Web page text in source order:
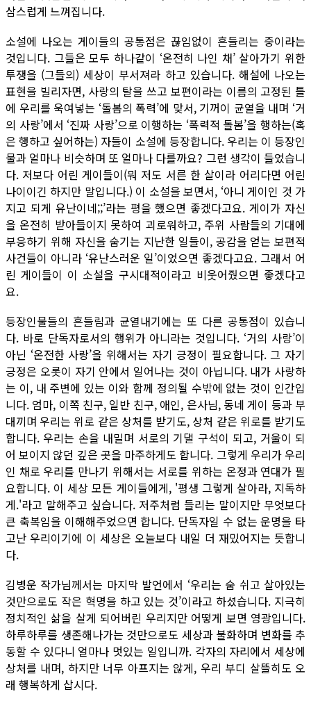
삼스럽게 느껴집니다.
소설에 나오는 게이들의 공통점은 끊임없이 흔들리는 중이라는
것입니다. 그들은 모두 하나같이 ‘온전히 나인 채’ 살아가기 위한
투쟁을 (그들의) 세상이 부서져라 하고 있습니다. 해설에 나오는
표현을 빌리자면, 사랑의 탈을 쓰고 보편이라는 이름의 고정된 틀
에 우리를 욱여넣는 ‘돌봄의 폭력’에 맞서, 기꺼이 균열을 내며 ‘거
의 사랑’에서 ‘진짜 사랑’으로 이행하는 ‘폭력적 돌봄’을 행하는(혹
은 행하고 싶어하는) 자들이 소설에 등장합니다. 우리는 이 등장인
물과 얼마나 비슷하며 또 얼마나 다를까요? 그런 생각이 들었습니
다. 저보다 어린 게이들이(뭐 저도 서른 한 살이라 어리다면 어린
나이이긴 하지만 말입니다.) 이 소설을 보면서, ‘아니 게이인 것 가
지고 되게 유난이네;;’라는 평을 했으면 좋겠다고요. 게이가 자신
을 온전히 받아들이지 못하여 괴로워하고, 주위 사람들의 기대에
부응하기 위해 자신을 숨기는 지난한 일들이, 공감을 얻는 보편적
사건들이 아니라 ‘유난스러운 일’이었으면 좋겠다고요. 그래서 어
린 게이들이 이 소설을 구시대적이라고 비웃어줬으면 좋겠다고
요.
등장인물들의 흔들림과 균열내기에는 또 다른 공통점이 있습니
다. 바로 단독자로서의 행위가 아니라는 것입니다. ‘거의 사랑’이
아닌 ‘온전한 사랑’을 위해서는 자기 긍정이 필요합니다. 그 자기
긍정은 오롯이 자기 안에서 일어나는 것이 아닙니다. 내가 사랑하
는 이, 내 주변에 있는 이와 함께 정의될 수밖에 없는 것이 인간입
니다. 엄마, 이쪽 친구, 일반 친구, 애인, 은사님, 동네 게이 등과 부
대끼며 우리는 위로 같은 상처를 받기도, 상처 같은 위로를 받기도
합니다. 우리는 손을 내밀며 서로의 기댈 구석이 되고, 거울이 되
어 보이지 않던 깊은 곳을 마주하게도 합니다. 그렇게 우리가 우리
인 채로 우리를 만나기 위해서는 서로를 위하는 온정과 연대가 필
요합니다. 이 세상 모든 게이들에게, '평생 그렇게 살아라, 지독하
게.'라고 말해주고 싶습니다. 저주처럼 들리는 말이지만 무엇보다
큰 축복임을 이해해주었으면 합니다. 단독자일 수 없는 운명을 타
고난 우리이기에 이 세상은 오늘보다 내일 더 재밌어지는 듯합니
다.
김병운 작가님께서는 마지막 발언에서 ‘우리는 숨 쉬고 살아있는
것만으로도 작은 혁명을 하고 있는 것’이라고 하셨습니다. 지극히
정치적인 삶을 살게 되어버린 우리지만 어떻게 보면 영광입니다.
하루하루를 생존해나가는 것만으로도 세상과 불화하며 변화를 추
동할 수 있다니 얼마나 멋있는 일입니까. 각자의 자리에서 세상에
상처를 내며, 하지만 너무 아프지는 않게, 우리 부디 살뜰히도 오
래 행복하게 삽시다.